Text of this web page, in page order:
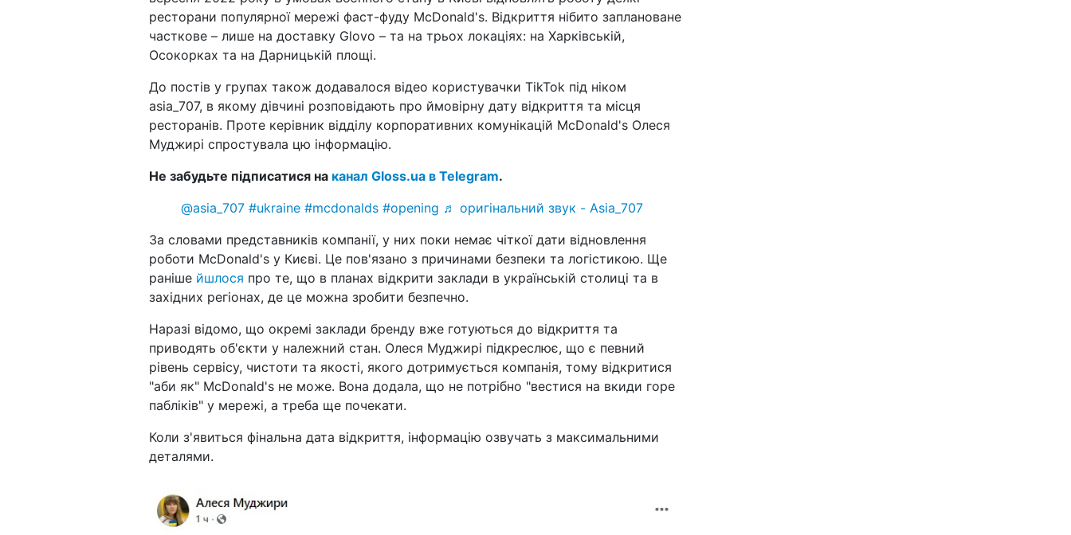
ресторани популярної мережі фаст-фуду McDonald's. Відкриття нібито заплановане
часткове – лише на доставку Glovo – та на трьох локаціях: на Харківській,
Осокорках та на Дарницькій площі.
До постів у групах також додавалося відео користувачки TikTok під ніком
asia_707, в якому дівчині розповідають про ймовірну дату відкриття та місця
ресторанів. Проте керівник відділу корпоративних комунікацій McDonald's Олеся
Муджирі спростувала цю інформацію.
Не забудьте підписатися на канал Gloss.ua в Telegram.
@asia_707 #ukraine #mcdonalds #opening ♬ оригінальний звук - Asia_707
За словами представників компанії, у них поки немає чіткої дати відновлення
роботи McDonald's у Києві. Це пов'язано з причинами безпеки та логістикою. Ще
раніше йшлося про те, що в планах відкрити заклади в українській столиці та в
західних регіонах, де це можна зробити безпечно.
Наразі відомо, що окремі заклади бренду вже готуються до відкриття та
приводять об'єкти у належний стан. Олеся Муджирі підкреслює, що є певний
рівень сервісу, чистоти та якості, якого дотримується компанія, тому відкритися
"аби як" McDonald's не може. Вона додала, що не потрібно "вестися на вкиди горе
пабліків" у мережі, а треба ще почекати.
Коли з'явиться фінальна дата відкриття, інформацію озвучать з максимальними
деталями.